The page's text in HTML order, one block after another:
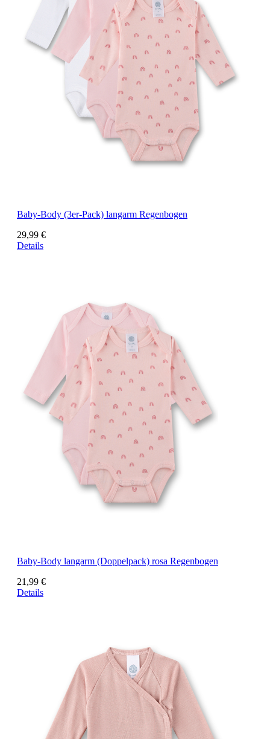
Baby-Body (3er-Pack) langarm Regenbogen
29,99 €
Details
Baby-Body langarm (Doppelpack) rosa Regenbogen
21,99 €
Details